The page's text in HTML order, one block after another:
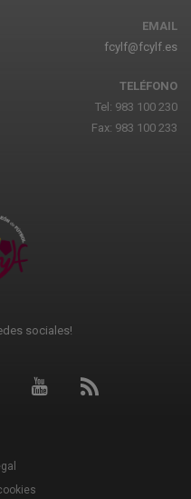
EMAIL
fcylf@fcylf.es
TELÉFONO
Tel: 983 100 230
Fax: 983 100 233
sociales!